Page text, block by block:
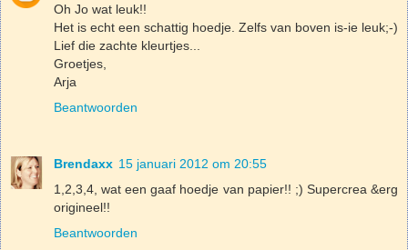
Oh Jo wat leuk!!
Het is echt een schattig hoedje. Zelfs van boven is-ie leuk;-)
Lief die zachte kleurtjes...
Groetjes,
Arja
Beantwoorden
Brendaxx 15 januari 2012 om 20:55
1,2,3,4, wat een gaaf hoedje van papier!! ;) Supercrea &erg
origineel!!
Beantwoorden